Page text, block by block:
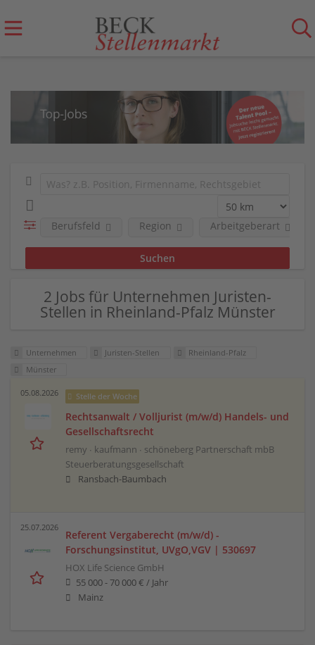
Berufsfeld Region Arbeitgeberart
2 Jobs für Unternehmen Juristen-
Stellen in Rheinland-Pfalz Münster
Unternehmen Juristen-Stellen
Rheinland-Pfalz
Münster
05.08.2026 Stelle der Woche
Rechtsanwalt / Volljurist (m/w/d) Handels- und
Gesellschaftsrecht
remy ∙ kaufmann ∙ schöneberg Partnerschaft mbB
Steuerberatungsgesellschaft
Ransbach-Baumbach
25.07.2026
Referent Vergaberecht (m/w/d) -
Forschungsinstitut, UVgO,VGV | 530697
HOX Life Science GmbH
55 000 - 70 000 € / Jahr
Mainz